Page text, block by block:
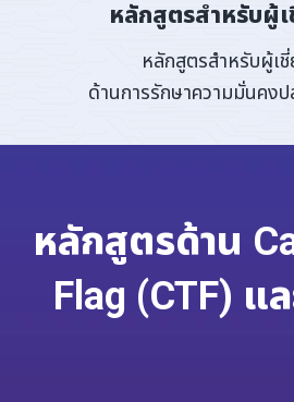
หลักสูตรสำหรับผู้
หลักสูตรสำหรับผู้เ
ด้านการรักษาความมั่นคงป
หลักสูตรด้าน
Flag (CTF) แ